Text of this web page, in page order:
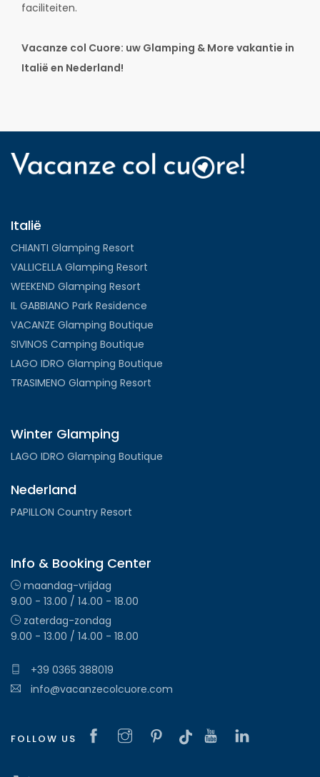
faciliteiten.
Vacanze col Cuore: uw Glamping & More vakantie in
Italië en Nederland!
Italië
CHIANTI Glamping Resort
VALLICELLA Glamping Resort
WEEKEND Glamping Resort
IL GABBIANO Park Residence
VACANZE Glamping Boutique
SIVINOS Camping Boutique
LAGO IDRO Glamping Boutique
TRASIMENO Glamping Resort
Winter Glamping
LAGO IDRO Glamping Boutique
Nederland
PAPILLON Country Resort
Info & Booking Center
maandag-vrijdag
9.00 - 13.00 / 14.00 - 18.00
zaterdag-zondag
9.00 - 13.00 / 14.00 - 18.00
+39 0365 388019
info@vacanzecolcuore.com
FOLLOW US